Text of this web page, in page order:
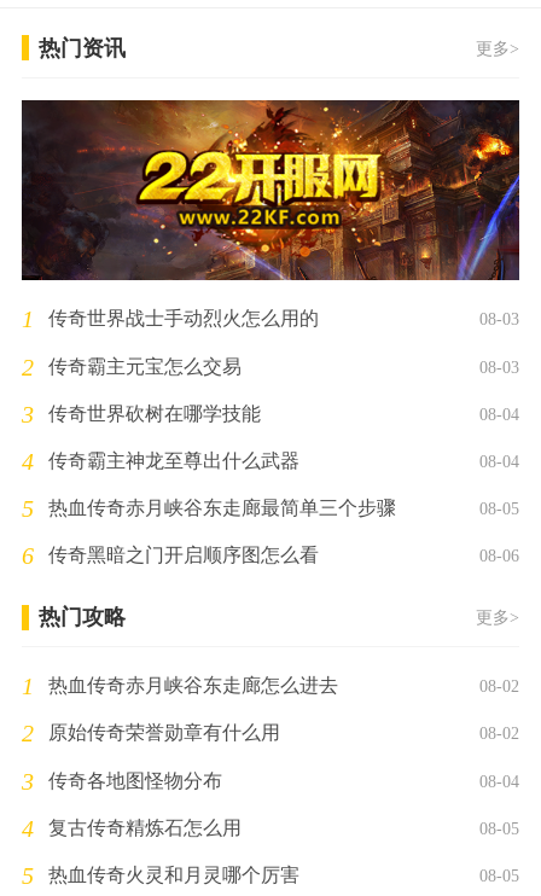
热门资讯 更多>
1 传奇世界战士手动烈火怎么用的 08-03
2 传奇霸主元宝怎么交易 08-03
3 传奇世界砍树在哪学技能 08-04
4 传奇霸主神龙至尊出什么武器 08-04
5 热血传奇赤月峡谷东走廊最简单三个步骤 08-05
6 传奇黑暗之门开启顺序图怎么看 08-06
热门攻略 更多>
1 热血传奇赤月峡谷东走廊怎么进去 08-02
2 原始传奇荣誉勋章有什么用 08-02
3 传奇各地图怪物分布 08-04
4 复古传奇精炼石怎么用 08-05
5 热血传奇火灵和月灵哪个厉害 08-05